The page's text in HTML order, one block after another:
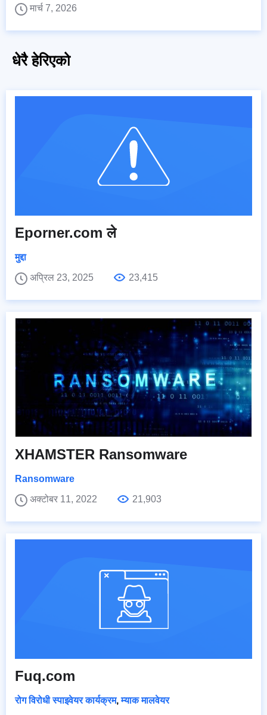
मार्च 7, 2026
धेरै हेरिएको
Eporner.com ले
मुद्दा
अप्रिल 23, 2025
23,415
XHAMSTER Ransomware
Ransomware
अक्टोबर 11, 2022
21,903
Fuq.com
रोग विरोधी स्पाइवेयर कार्यक्रम,म्याक मालवेयर